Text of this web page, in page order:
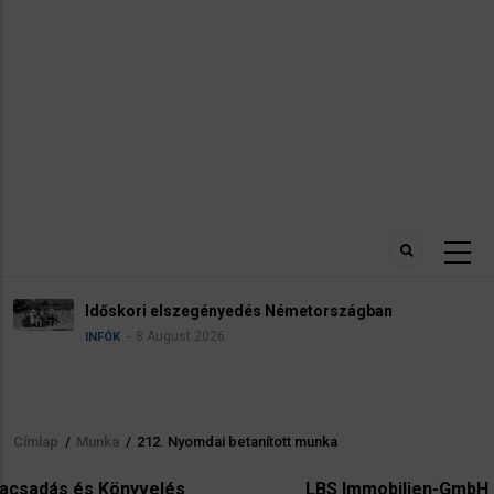
Időskori elszegényedés Németországban
INFÓK 8 August 2026
Morzsa
Címlap / Munka / 212. Nyomdai betanított munka
LBS Immobilien-GmbH NordWest